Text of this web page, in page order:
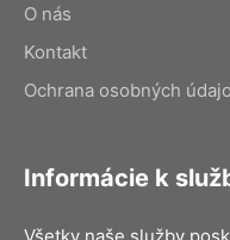
O nás
Kontakt
Ochrana osobných
Informácie k